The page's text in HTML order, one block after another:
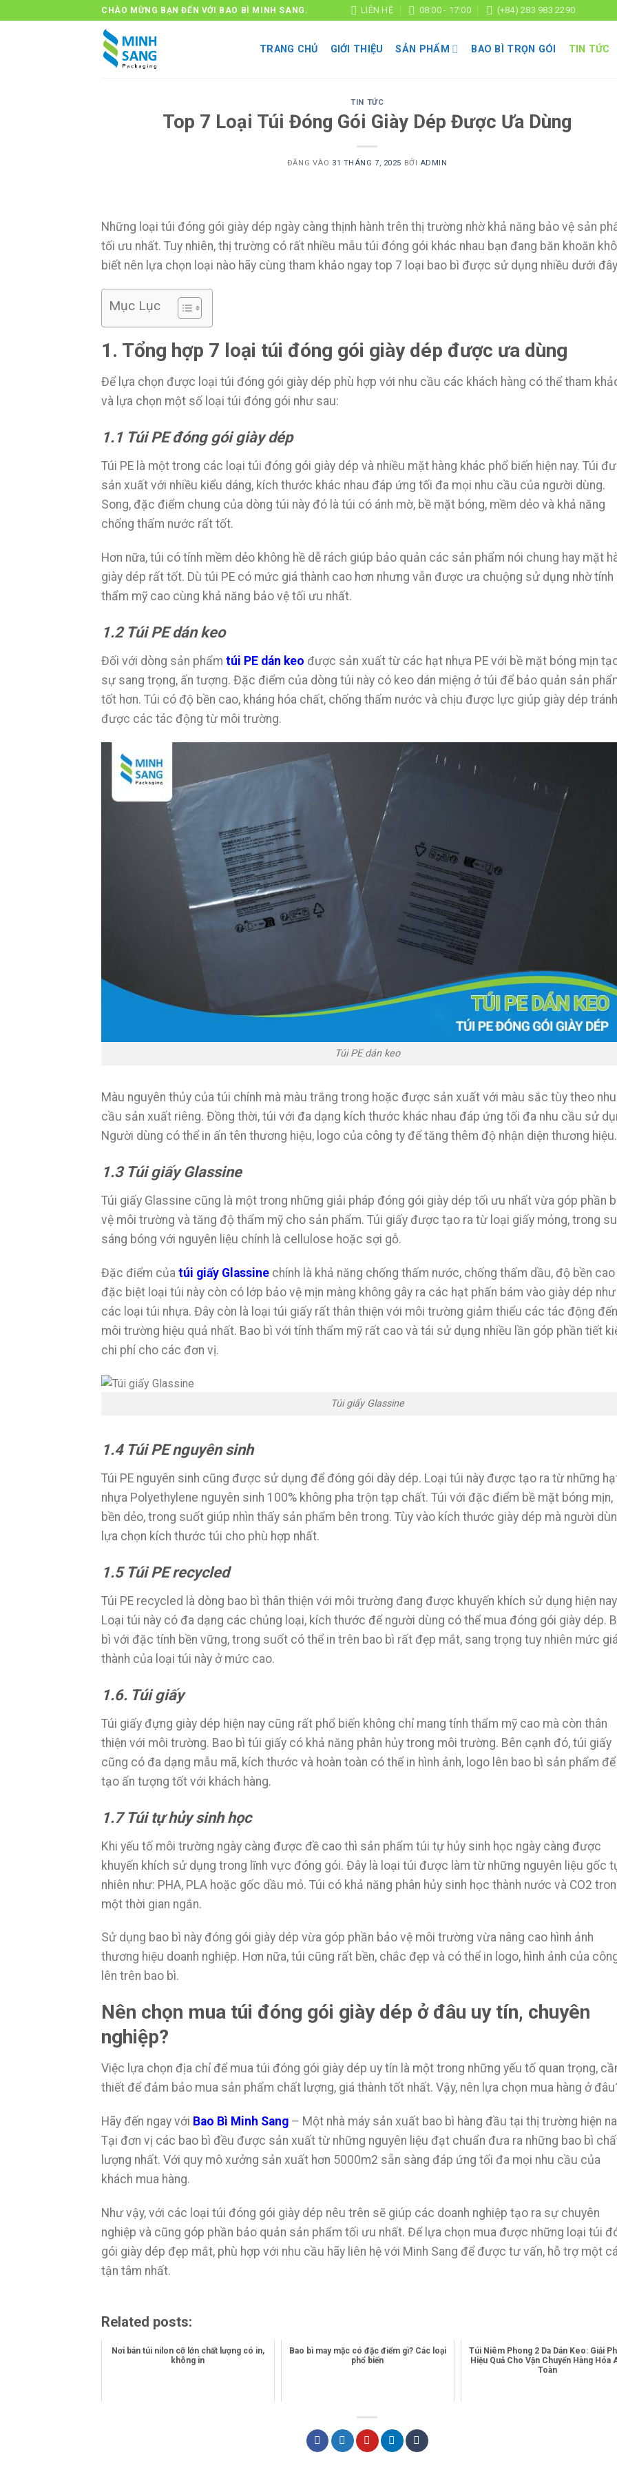
qua
CHÀO MỪNG BẠN ĐẾN VỚI BAO BÌ MINH SANG. LIÊN HỆ 08:00 - 17:00 (+84) 283 983 2290
TRANG CHỦ GIỚI THIỆU SẢN PHẨM BAO BÌ TRỌN GÓI TIN TỨC
TIN TỨC
Top 7 Loại Túi Đóng Gói Giày Dép Được Ưa Dùng
ĐĂNG VÀO 31 THÁNG 7, 2025 BỞI ADMIN
Những loại túi đóng gói giày dép ngày càng thịnh hành trên thị trường nhờ khả năng bảo vệ sản
tối ưu nhất. Tuy nhiên, thị trường có rất nhiều mẫu túi đóng gói khác nhau bạn đang băn khoăn
biết nên lựa chọn loại nào hãy cùng tham khảo ngay top 7 loại bao bì được sử dụng nhiều dưới
Mục Lục
1. Tổng hợp 7 loại túi đóng gói giày dép được ưa dùng
Để lựa chọn được loại túi đóng gói giày dép phù hợp với nhu cầu các khách hàng có thể tham
và lựa chọn một số loại túi đóng gói như sau:
1.1 Túi PE đóng gói giày dép
Túi PE là một trong các loại túi đóng gói giày dép và nhiều mặt hàng khác phổ biến hiện nay. Túi
sản xuất với nhiều kiểu dáng, kích thước khác nhau đáp ứng tối đa mọi nhu cầu của người dùng.
Song, đặc điểm chung của dòng túi này đó là túi có ánh mờ, bề mặt bóng, mềm dẻo và khả năng
chống thấm nước rất tốt.
Hơn nữa, túi có tính mềm dẻo không hề dễ rách giúp bảo quản các sản phẩm nói chung hay mặt
giày dép rất tốt. Dù túi PE có mức giá thành cao hơn nhưng vẫn được ưa chuộng sử dụng nhờ tính
thẩm mỹ cao cùng khả năng bảo vệ tối ưu nhất.
1.2 Túi PE dán keo
Đối với dòng sản phẩm túi PE dán keo được sản xuất từ các hạt nhựa PE với bề mặt bóng mịn
sự sang trọng, ấn tượng. Đặc điểm của dòng túi này có keo dán miệng ở túi để bảo quản sản
tốt hơn. Túi có độ bền cao, kháng hóa chất, chống thấm nước và chịu được lực giúp giày dép tránh
được các tác động từ môi trường.
Túi PE dán keo
Màu nguyên thủy của túi chính mà màu trắng trong hoặc được sản xuất với màu sắc tùy theo nhu
cầu sản xuất riêng. Đồng thời, túi với đa dạng kích thước khác nhau đáp ứng tối đa nhu cầu sử
Người dùng có thể in ấn tên thương hiệu, logo của công ty để tăng thêm độ nhận diện thương hiệu.
1.3 Túi giấy Glassine
Túi giấy Glassine cũng là một trong những giải pháp đóng gói giày dép tối ưu nhất vừa góp phần
vệ môi trường và tăng độ thẩm mỹ cho sản phẩm. Túi giấy được tạo ra từ loại giấy mỏng, trong
sáng bóng với nguyên liệu chính là cellulose hoặc sợi gỗ.
Đặc điểm của túi giấy Glassine chính là khả năng chống thấm nước, chống thấm dầu, độ bền cao
đặc biệt loại túi này còn có lớp bảo vệ mịn màng không gây ra các hạt phấn bám vào giày dép như
các loại túi nhựa. Đây còn là loại túi giấy rất thân thiện với môi trường giảm thiểu các tác động đến
môi trường hiệu quả nhất. Bao bì với tính thẩm mỹ rất cao và tái sử dụng nhiều lần góp phần tiết
chi phí cho các đơn vị.
Túi giấy Glassine
1.4 Túi PE nguyên sinh
Túi PE nguyên sinh cũng được sử dụng để đóng gói dày dép. Loại túi này được tạo ra từ những
nhựa Polyethylene nguyên sinh 100% không pha trộn tạp chất. Túi với đặc điểm bề mặt bóng mịn,
bền dẻo, trong suốt giúp nhìn thấy sản phẩm bên trong. Tùy vào kích thước giày dép mà người
lựa chọn kích thước túi cho phù hợp nhất.
1.5 Túi PE recycled
Túi PE recycled là dòng bao bì thân thiện với môi trường đang được khuyến khích sử dụng hiện
Loại túi này có đa dạng các chủng loại, kích thước để người dùng có thể mua đóng gói giày dép.
bì với đặc tính bền vững, trong suốt có thể in trên bao bì rất đẹp mắt, sang trọng tuy nhiên mức
thành của loại túi này ở mức cao.
1.6. Túi giấy
Túi giấy đựng giày dép hiện nay cũng rất phổ biến không chỉ mang tính thẩm mỹ cao mà còn thân
thiện với môi trường. Bao bì túi giấy có khả năng phân hủy trong môi trường. Bên cạnh đó, túi giấy
cũng có đa dạng mẫu mã, kích thước và hoàn toàn có thể in hình ảnh, logo lên bao bì sản phẩm để
tạo ấn tượng tốt với khách hàng.
1.7 Túi tự hủy sinh học
Khi yếu tố môi trường ngày càng được đề cao thì sản phẩm túi tự hủy sinh học ngày càng được
khuyến khích sử dụng trong lĩnh vực đóng gói. Đây là loại túi được làm từ những nguyên liệu gốc
nhiên như: PHA, PLA hoặc gốc dầu mỏ. Túi có khả năng phân hủy sinh học thành nước và CO2
một thời gian ngắn.
Sử dụng bao bì này đóng gói giày dép vừa góp phần bảo vệ môi trường vừa nâng cao hình ảnh
thương hiệu doanh nghiệp. Hơn nữa, túi cũng rất bền, chắc đẹp và có thể in logo, hình ảnh của
lên trên bao bì.
Nên chọn mua túi đóng gói giày dép ở đâu uy tín, chuyên
nghiệp?
Việc lựa chọn địa chỉ để mua túi đóng gói giày dép uy tín là một trong những yếu tố quan trọng,
thiết để đảm bảo mua sản phẩm chất lượng, giá thành tốt nhất. Vậy, nên lựa chọn mua hàng ở
Hãy đến ngay với Bao Bì Minh Sang – Một nhà máy sản xuất bao bì hàng đầu tại thị trường hiện
Tại đơn vị các bao bì đều được sản xuất từ những nguyên liệu đạt chuẩn đưa ra những bao bì
lượng nhất. Với quy mô xưởng sản xuất hơn 5000m2 sẵn sàng đáp ứng tối đa mọi nhu cầu của
khách mua hàng.
Như vậy, với các loại túi đóng gói giày dép nêu trên sẽ giúp các doanh nghiệp tạo ra sự chuyên
nghiệp và cũng góp phần bảo quản sản phẩm tối ưu nhất. Để lựa chọn mua được những loại túi
gói giày dép đẹp mắt, phù hợp với nhu cầu hãy liên hệ với Minh Sang để được tư vấn, hỗ trợ một
tận tâm nhất.
Related posts:
Nơi bán túi nilon cỡ lớn chất lượng có in,
không in
Bao bì may mặc có đặc điểm gì? Các loại
phổ biến
Túi Niêm Phong 2 Da Dán Keo: Giải
Hiệu Quả Cho Vận Chuyển Hàng Hóa
Toàn